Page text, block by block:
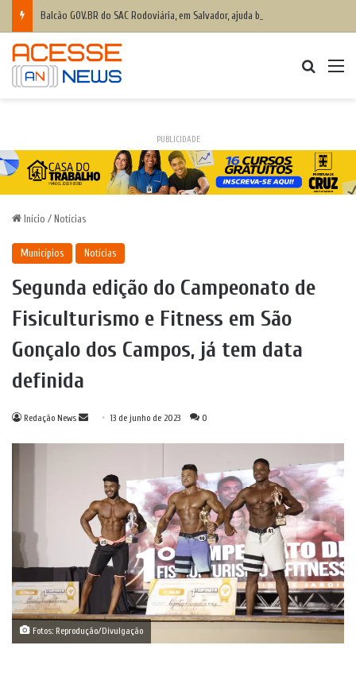
PUBLICIDADE
Início / Notícias
Municípios Notícias
Segunda edição do Campeonato de
Fisiculturismo e Fitness em São
Gonçalo dos Campos, já tem data
definida
Redação News
Mande13 de junho de 2023 0
Fotos: Reprodução/Divulgação